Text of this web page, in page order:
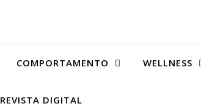
COMPORTAMENTO WELLNESS
REVISTA DIGITAL